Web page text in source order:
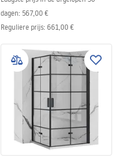
dagen: 567,00 €
Reguliere prijs: 661,00 €